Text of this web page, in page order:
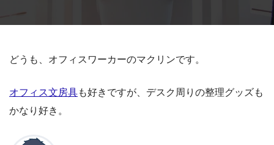
どうも、オフィスワーカーのマクリンです。
オフィス文房具も好きですが、デスク周りの整理グッズも
かなり好き。